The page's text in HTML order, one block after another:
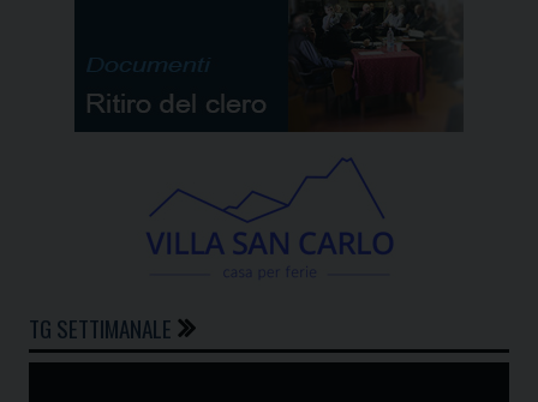
TG SETTIMANALE